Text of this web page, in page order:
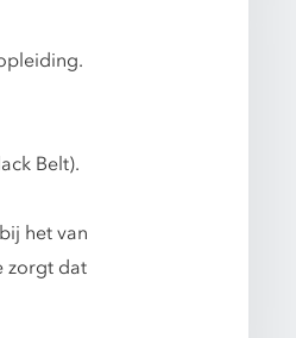
Belt).
het van
zorgt dat